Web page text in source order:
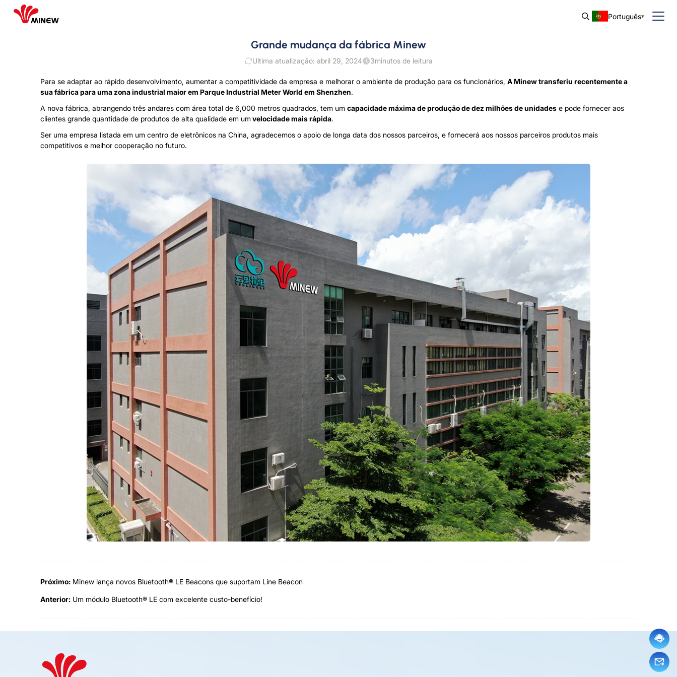
Português
Grande mudança da fábrica Minew
Ultima atualização: abril 29, 2024 3minutos de leitura
Para se adaptar ao rápido desenvolvimento, aumentar a competitividade da empresa e melhorar o ambiente de produção para os funcionários, A Minew transferiu recentemente a
sua fábrica para uma zona industrial maior em Parque Industrial Meter World em Shenzhen.
A nova fábrica, abrangendo três andares com área total de 6,000 metros quadrados, tem um capacidade máxima de produção de dez milhões de unidades e pode fornecer aos
clientes grande quantidade de produtos de alta qualidade em umvelocidade mais rápida.
Ser uma empresa listada em um centro de eletrônicos na China, agradecemos o apoio de longa data dos nossos parceiros, e fornecerá aos nossos parceiros produtos mais
competitivos e melhor cooperação no futuro.
Próximo: Minew lança novos Bluetooth® LE Beacons que suportam Line Beacon
Anterior: Um módulo Bluetooth® LE com excelente custo-benefício!